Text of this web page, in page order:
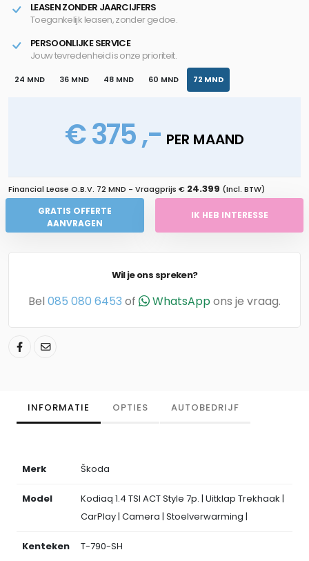
LEASEN ZONDER JAARCIJFERS
Toegankelijk leasen, zonder gedoe.
PERSOONLIJKE SERVICE
Jouw tevredenheid is onze prioriteit.
24 MND 36 MND 48 MND 60 MND 72 MND
€ 375 ,- PER MAAND
Financial Lease O.B.V. 72 MND - Vraagprijs € 24.399 (Incl. BTW)
GRATIS OFFERTE
AANVRAGEN
IK HEB INTERESSE
Wil je ons spreken?
Bel 085 080 6453 of WhatsAppons je vraag.
INFORMATIE OPTIES AUTOBEDRIJF
Merk Škoda
Model
Kodiaq 1.4 TSI ACT Style 7p. | Uitklap Trekhaak |
CarPlay | Camera | Stoelverwarming |
Kenteken T-790-SH